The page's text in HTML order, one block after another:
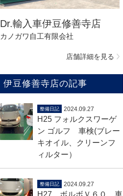
Dr.輸入車伊豆修善寺店
カノガワ自工有限会社
店舗詳細を見る
伊豆修善寺店の記事
整備日記 2024.09.27
H25 フォルクスワーゲ
ン ゴルフ 車検(ブレー
キオイル、クリーンフ
ィルター）
整備日記 2024.09.27